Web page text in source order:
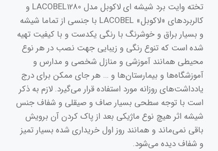
سانتی
متر
عدد
تخته وایت برد شیشه‌ ای لاکوبل مدل LACOBEL1280 و
کالربرد‌های «لاکوبل» LACOBEL با جنسی از تماما شیشه
و بسیار براق و خوشرنگ با رنگی یکدست و با کیفیت تهیه
شده است که تنوع رنگی و زیبایی جهت نصب در هر نوع
محیطی همانند آموزشی و منازل شخصی و مدارس و
آموزشگاه‌ها و بیمارستان‌ها و … هر جای ممکن برای درج
یادداشت‌های روزانه مورد استفاده قرار می‌گیرد. لازم به ذکر
است با توجه سطحی بسیار صاف و صیقلی و شفاف جنس
شیشه اثر هیچ نوع ماژیکی بعد از پاک کردن آن برویش
باقی نمی‌ماند و همانند روز اول خریداری شده بسیار تمیز
و شفاف دیده می‌شود.